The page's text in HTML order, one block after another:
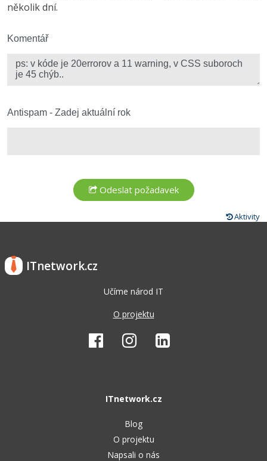
Fórum
Kybernetická bezpečnost
několik dní.
Komentář
Antispam - Zadej aktuální rok
Aktivity
ITnetwork.cz
Učíme národ IT
O projektu
ITnetwork.cz
Blog
O projektu
Napsali o nás